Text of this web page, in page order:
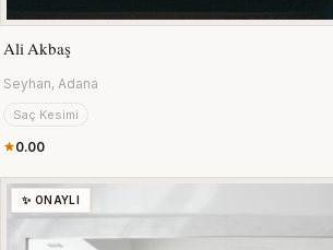
Ali Akbaş
Seyhan, Adana
Saç Kesimi
0.00
✨ ONAYLI